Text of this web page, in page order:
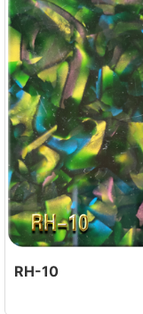
RH-10